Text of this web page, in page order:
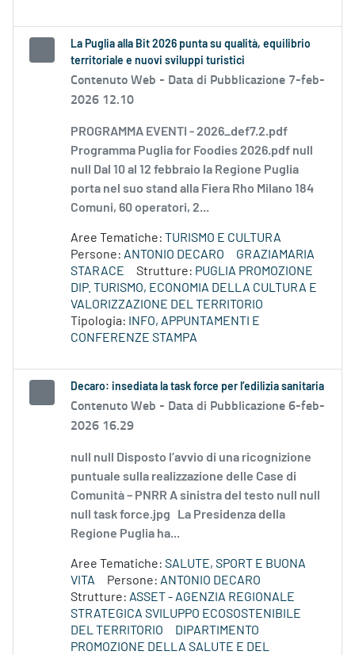
La Puglia alla Bit 2026 punta su qualità, equilibrio
territoriale e nuovi sviluppi turistici
Contenuto Web - Data di Pubblicazione 7-feb-
2026 12.10
PROGRAMMA EVENTI - 2026_def7.2.pdf
Programma Puglia for Foodies 2026.pdf null
null Dal 10 al 12 febbraio la Regione Puglia
porta nel suo stand alla Fiera Rho Milano 184
Comuni, 60 operatori, 2...
Aree Tematiche: TURISMO E CULTURA
Persone: ANTONIO DECARO
GRAZIAMARIA
STARACE
Strutture: PUGLIA PROMOZIONE
DIP. TURISMO, ECONOMIA DELLA CULTURA E
VALORIZZAZIONE DEL TERRITORIO
Tipologia:
INFO, APPUNTAMENTI E
CONFERENZE STAMPA
Decaro: insediata la task force per l’edilizia sanitaria
Contenuto Web - Data di Pubblicazione 6-feb-
2026 16.29
null null Disposto l’avvio di una ricognizione
puntuale sulla realizzazione delle Case di
Comunità – PNRR A sinistra del testo null null
null task force.jpg La Presidenza della
Regione Puglia ha...
Aree Tematiche: SALUTE, SPORT E BUONA
VITA
Persone: ANTONIO DECARO
Strutture: ASSET - AGENZIA REGIONALE
STRATEGICA SVILUPPO ECOSOSTENIBILE
DEL TERRITORIO
DIPARTIMENTO
PROMOZIONE DELLA SALUTE E DEL